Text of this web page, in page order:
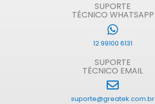
SUPORTE
TÉCNICO WHATSAPP
12 99100 6131
SUPORTE
TÉCNICO EMAIL
suporte@greatek.com.br